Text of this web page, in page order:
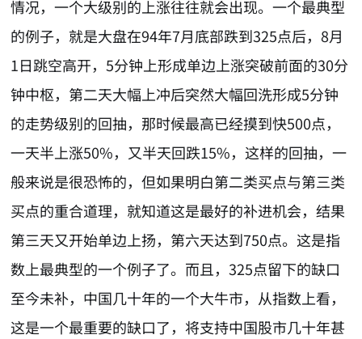
情况，一个大级别的上涨往往就会出现。一个最典型
的例子，就是大盘在94年7月底部跌到325点后，8月
1日跳空高开，5分钟上形成单边上涨突破前面的30分
钟中枢，第二天大幅上冲后突然大幅回洗形成5分钟
的走势级别的回抽，那时候最高已经摸到快500点，
一天半上涨50%，又半天回跌15%，这样的回抽，一
般来说是很恐怖的，但如果明白第二类买点与第三类
买点的重合道理，就知道这是最好的补进机会，结果
第三天又开始单边上扬，第六天达到750点。这是指
数上最典型的一个例子了。而且，325点留下的缺口
至今未补，中国几十年的一个大牛市，从指数上看，
这是一个最重要的缺口了，将支持中国股市几十年甚